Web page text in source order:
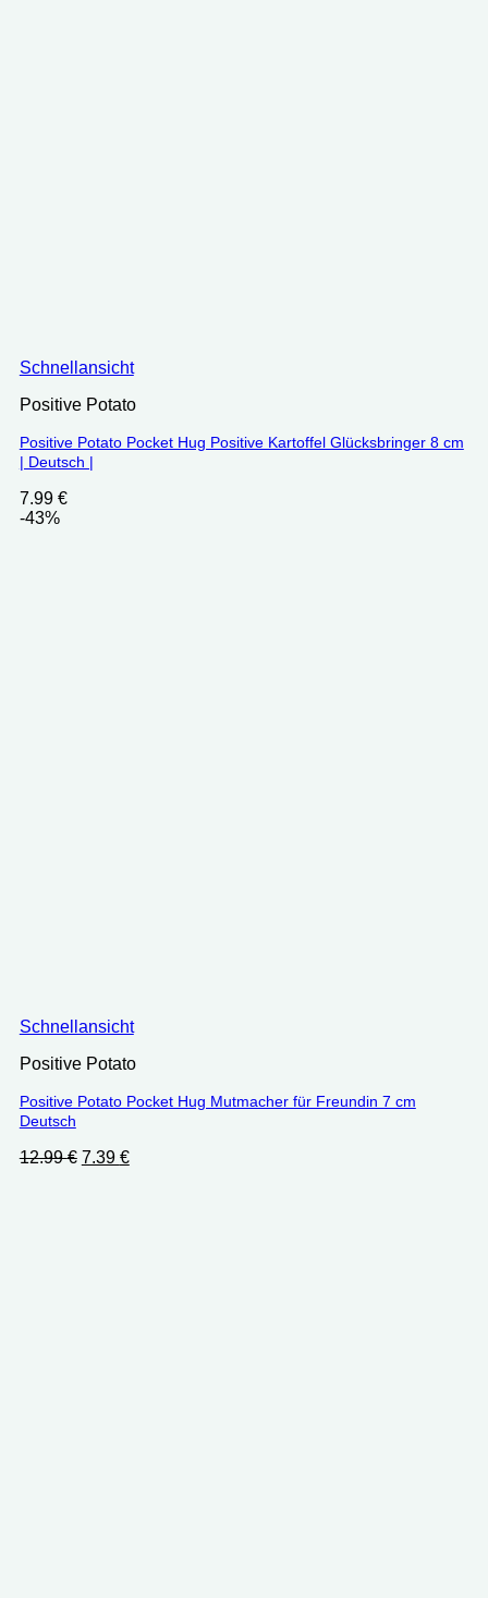
Schnellansicht
Positive Potato
Positive Potato Pocket Hug Positive Kartoffel Glücksbringer 8 cm
| Deutsch |
7.99 €
-43%
Schnellansicht
Positive Potato
Positive Potato Pocket Hug Mutmacher für Freundin 7 cm
Deutsch
12.99€ Ursprünglicher
7.39 €Aktueller